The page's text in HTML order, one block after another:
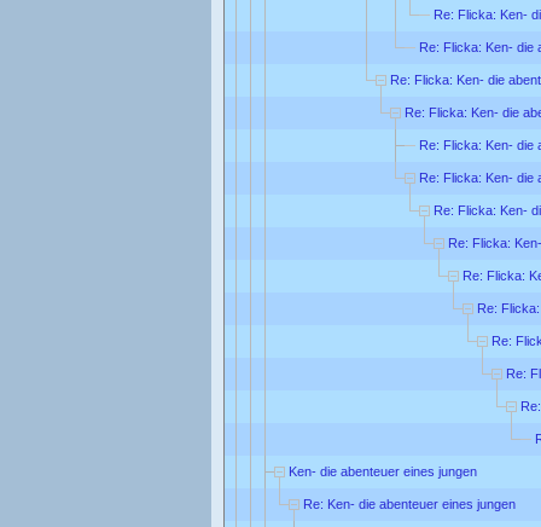
Re: Flicka: Ken-
Re: Flicka: Ken- die
Re: Flicka: Ken- die
Re: Flicka: Ken- die
Re: Flicka: Ken- die
Re: Flicka: Ken- die
Re: Flicka: Ken-
Re: Flicka:
Re: Flicka:
Re:
Re:
Re:
Ken- die abenteuer eines jungen
Re: Ken- die abenteuer eines jungen